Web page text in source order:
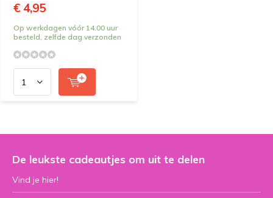
€ 4,95
Op werkdagen vóór 14.00 uur
besteld, zelfde dag verzonden
De leukste cadeautjes om uit te delen
Vind je hier!